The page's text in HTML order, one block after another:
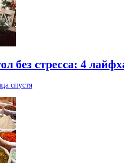
без стресса: 4
спустя